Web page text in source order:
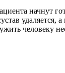
начнут
удаляется,
человеку